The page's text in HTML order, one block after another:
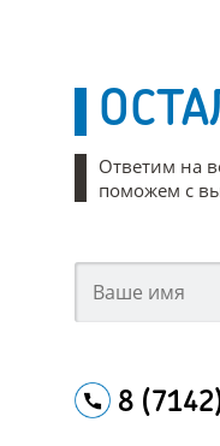
Ответим на
поможем с
8